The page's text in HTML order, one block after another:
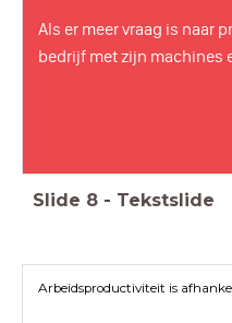
Als er meer vraag is naar
bedrijf met zijn machines
Slide 8 - Tekstslide
Arbeidsproductiviteit is